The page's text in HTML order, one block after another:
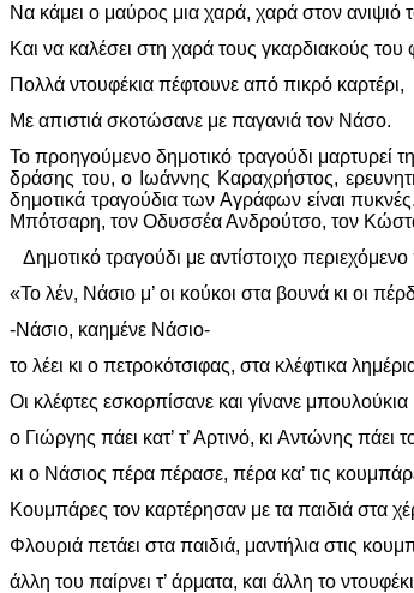
Να κάμει ο μαύρος μια χαρά, χαρά στον ανιψιό
Και να καλέσει στη χαρά τους γκαρδιακούς του
Πολλά ντουφέκια πέφτουνε από πικρό καρτέρι,
Με απιστιά σκοτώσανε με παγανιά τον Νάσο.
Το προηγούμενο δημοτικό τραγούδι μαρτυρεί
δράσης του, ο Ιωάννης Καραχρήστος,
δημοτικά τραγούδια των Αγράφων είναι
Μπότσαρη, τον Οδυσσέα Ανδρούτσο, τον
Δημοτικό τραγούδι με αντίστοιχο
«Το λέν, Νάσιο μ’ οι κούκοι στα βουνά κι οι
-Νάσιο, καημένε Νάσιο-
το λέει κι ο πετροκότσιφας, στα κλέφτικα
Οι κλέφτες εσκορπίσανε και γίνανε μπουλούκια
ο Γιώργης πάει κατ’ τ’ Αρτινό, κι Αντώνης πάει
κι ο Νάσιος πέρα πέρασε, πέρα κα’ τις
Κουμπάρες τον καρτέρησαν με τα παιδιά στα
Φλουριά πετάει στα παιδιά, μαντήλια στις
άλλη του παίρνει τ’ άρματα, και άλλη το